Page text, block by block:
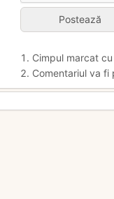
1. Cimpul marcat
2. Comentariul va